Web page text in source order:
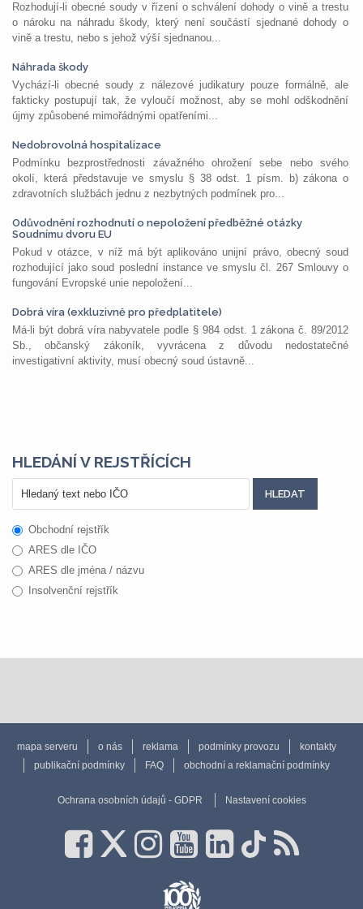
Rozhodují-li obecné soudy v řízení o schválení dohody o vině a trestu
o nároku na náhradu škody, který není součástí sjednané dohody o
vině a trestu, nebo s jehož výší sjednanou...
Náhrada škody
Vychází-li obecné soudy z nálezové judikatury pouze formálně, ale
fakticky postupují tak, že vyloučí možnost, aby se mohl odškodnění
újmy způsobené mimořádnými opatřeními...
Nedobrovolná hospitalizace
Podmínku bezprostřednosti závažného ohrožení sebe nebo svého
okolí, která představuje ve smyslu § 38 odst. 1 písm. b) zákona o
zdravotních službách jednu z nezbytných podmínek pro...
Odůvodnění rozhodnutí o nepoložení předběžné otázky
Soudnímu dvoru EU
Pokud v otázce, v níž má být aplikováno unijní právo, obecný soud
rozhodující jako soud poslední instance ve smyslu čl. 267 Smlouvy o
fungování Evropské unie nepoložení...
Dobrá víra (exkluzivně pro předplatitele)
Má-li být dobrá víra nabyvatele podle § 984 odst. 1 zákona č. 89/2012
Sb., občanský zákoník, vyvrácena z důvodu nedostatečné
investigativní aktivity, musí obecný soud ústavně...
HLEDÁNÍ V REJSTŘÍCÍCH
Obchodní rejstřík
ARES dle IČO
ARES dle jména / názvu
Insolvenční rejstřík
mapa serveru o nás reklama podmínky provozu
kontakty
publikační podmínky
FAQ obchodní a reklamační podmínky
Ochrana osobních údajů - GDPR Nastavení cookies